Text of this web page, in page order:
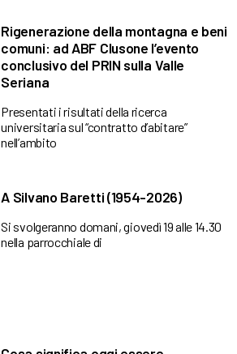
Rigenerazione della montagna e beni
comuni: ad ABF Clusone l’evento
conclusivo del PRIN sulla Valle
Seriana
Presentati i risultati della ricerca
universitaria sul “contratto d’abitare”
nell’ambito
A Silvano Baretti (1954-2026)
Si svolgeranno domani, giovedì 19 alle 14.30
nella parrocchiale di